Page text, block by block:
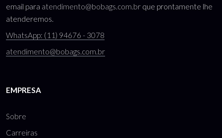
desejar sua remoção ou registrar sua autoria, por favor envie
email paraatendimento@bobags.com.br
atenderemos.
WhatsApp: (11) 94676 - 3078
Sobre